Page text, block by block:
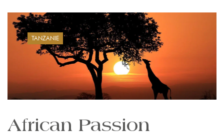
TANZANIE
African Passion